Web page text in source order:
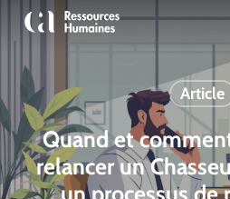
Skip
main
content
Article
Quand et
relancer un
un processus de